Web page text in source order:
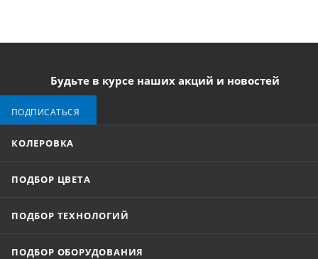
Будьте в курсе наших акций и новостей
ПОДПИСАТЬСЯ
КОЛЕРОВКА
ПОДБОР ЦВЕТА
ПОДБОР ТЕХНОЛОГИЙ
ПОДБОР ОБОРУДОВАНИЯ